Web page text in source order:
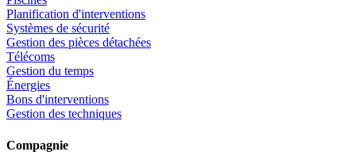
Planification d'interventions
Systèmes de sécurité
Gestion des pièces détachées
Télécoms
Gestion du temps
Énergies
Bons d'interventions
Gestion des techniques
Compagnie